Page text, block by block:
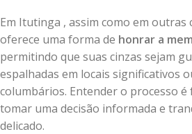
Em Itutinga , assim como em outras
oferece uma forma de honrar a
permitindo que suas cinzas sejam
espalhadas em locais significativos
columbários. Entender o processo
tomar uma decisão informada e
delicado.